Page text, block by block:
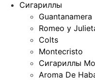
Сигариллы
Guantanamera
Romeo y
Colts
Montecristo
Сигариллы
Aroma De